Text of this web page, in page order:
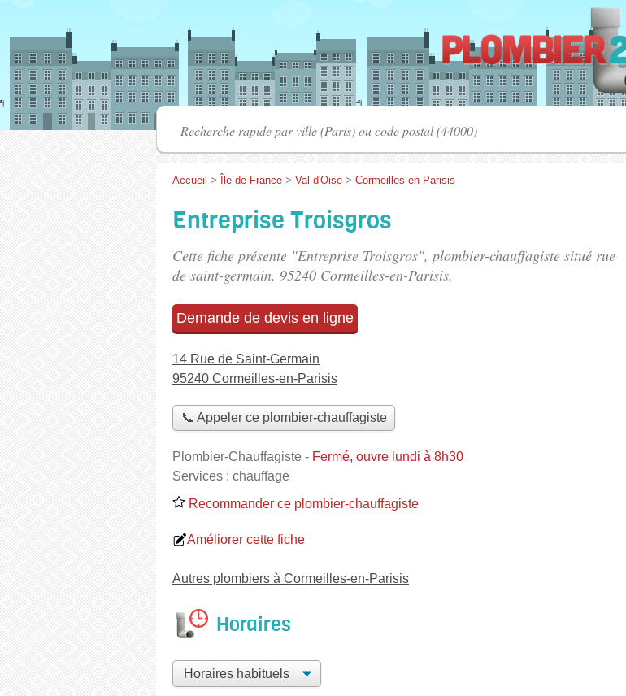
Accueil > Île-de-France > Val-d'Oise > Cormeilles-en-Parisis
Entreprise Troisgros
Cette fiche présente "Entreprise Troisgros", plombier-chauffagiste situé rue
de saint-germain, 95240 Cormeilles-en-Parisis.
Demande de devis en ligne
14 Rue de Saint-Germain
95240 Cormeilles-en-Parisis
📞 Appeler ce plombier-chauffagiste
Plombier-Chauffagiste - Fermé, ouvre lundi à 8h30
Services : chauffage
Recommander ce plombier-chauffagiste
Améliorer cette fiche
Autres plombiers à Cormeilles-en-Parisis
Horaires